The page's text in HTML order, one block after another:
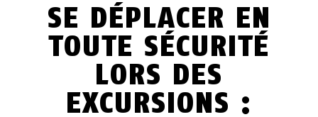
SE DÉPLACER EN
TOUTE SÉCURITÉ
LORS DES
EXCURSIONS :